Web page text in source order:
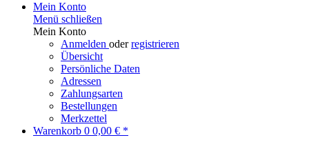
Mein Konto
Menü schließen
Mein Konto
Anmelden oderregistrieren
Übersicht
Persönliche Daten
Adressen
Zahlungsarten
Bestellungen
Merkzettel
Warenkorb 0 0,00 € *